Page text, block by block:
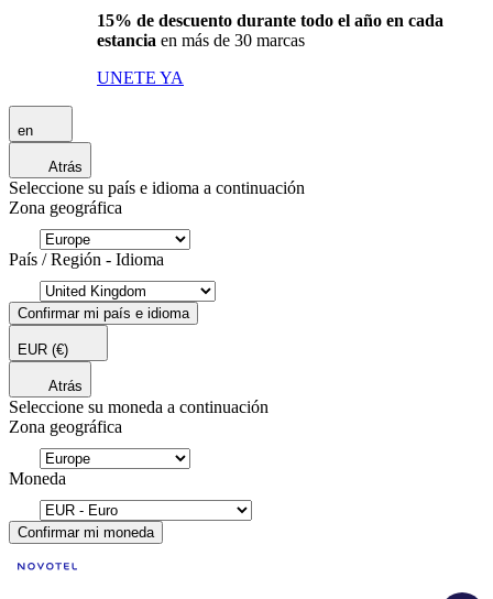
15% de descuento durante todo el año en cada
estancia en más de 30 marcas
UNETE YA
en
Atrás
Seleccione su país e idioma a continuación
Zona geográfica
País / Región - Idioma
Confirmar mi país e idioma
EUR (€)
Atrás
Seleccione su moneda a continuación
Zona geográfica
Moneda
Confirmar mi moneda